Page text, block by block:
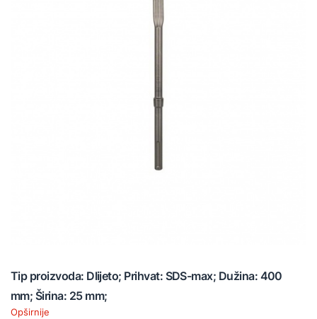
Tip proizvoda: Dlijeto; Prihvat: SDS-max; Dužina: 400
mm; Širina: 25 mm;
Opširnije